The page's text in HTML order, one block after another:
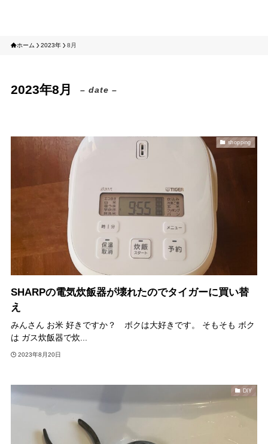
ホーム 2023年 8月
2023年8月 – date –
shopping
SHARPの電気炊飯器が壊れたのでタイガーに買い替
え
みんさん お米 好きですか？ ボクは大好きです。 そもそも ボク
は ガス炊飯器で炊...
2023年8月20日
DIY